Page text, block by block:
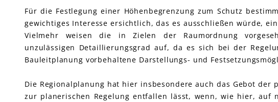
Für die Festlegung einer Höhenbegrenzung zum Schutz
gewichtiges Interesse ersichtlich, das es ausschließen würde,
Vielmehr weisen die in Zielen der Raumordnung
unzulässigen Detaillierungsgrad auf, da es sich bei der
Bauleitplanung vorbehaltene Darstellungs- und
Die Regionalplanung hat hier insbesondere auch das Gebot
zur planerischen Regelung entfallen lässt, wenn, wie hier, auf